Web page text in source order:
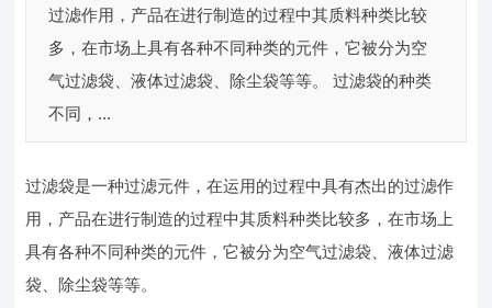
过滤作用，产品在进行制造的过程中其质料种类比较
多，在市场上具有各种不同种类的元件，它被分为空
气过滤袋、液体过滤袋、除尘袋等等。 过滤袋的种类
不同，...
过滤袋是一种过滤元件，在运用的过程中具有杰出的过滤作
用，产品在进行制造的过程中其质料种类比较多，在市场上
具有各种不同种类的元件，它被分为空气过滤袋、液体过滤
袋、除尘袋等等。